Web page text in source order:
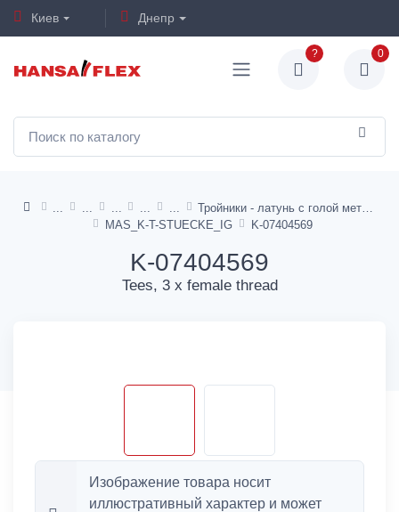
Киев Днепр
? 0
MAS_K-T-STUECKE_IG
K-07404569
K-07404569
Tees, 3 x female thread
Изображение товара носит
иллюстративный характер и может